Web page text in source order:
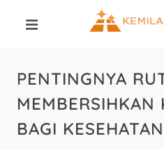
PENTINGNYA
MEMBERSIHKAN
BAGI KESEHATAN